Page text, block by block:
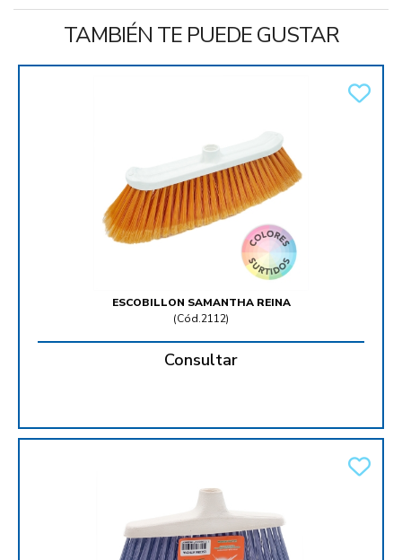
TAMBIÉN TE PUEDE GUSTAR
ESCOBILLON SAMANTHA REINA
(Cód.2112)
Consultar